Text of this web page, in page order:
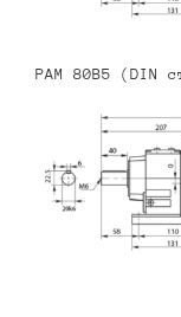
PAM 80B5 (DIN